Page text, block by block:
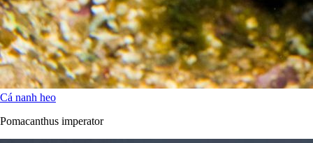
Cá nanh heo
Pomacanthus imperator